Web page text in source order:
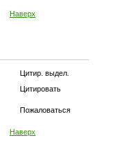
Наверх
Цитир. выдел.
Цитировать
Пожаловаться
Наверх